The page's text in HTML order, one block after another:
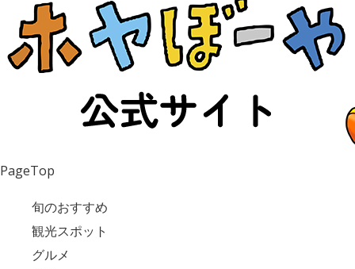
PageTop
旬のおすすめ
観光スポット
グルメ